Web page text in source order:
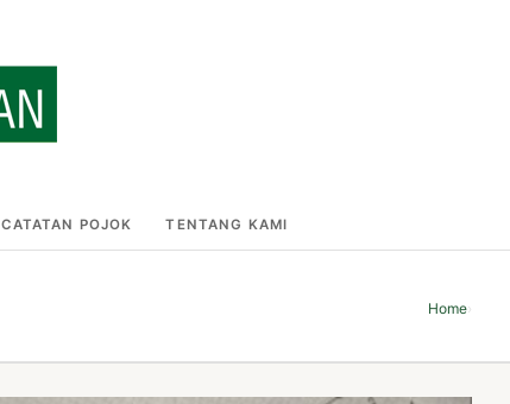
CATATAN POJOK TENTANG KAMI
Home›